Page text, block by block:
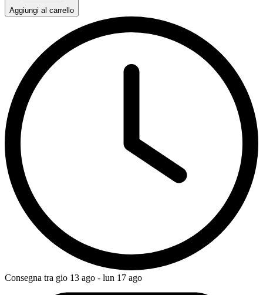
Aggiungi al carrello
Consegna tra gio 13 ago - lun 17 ago